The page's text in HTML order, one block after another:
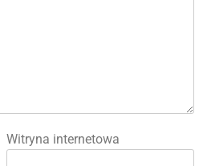
Witryna internetowa